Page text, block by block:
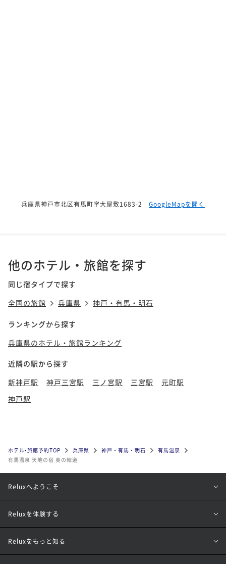
兵庫県神戸市北区有馬町字大屋敷1683-2 GoogleMapを開く
他のホテル・旅館を探す
同じ宿タイプで探す
全国の旅館
兵庫県 神戸・有馬・明石
ランキングから探す
兵庫県のホテル・旅館ランキング
近隣の駅から探す
新神戸駅
神戸三宮駅 三ノ宮駅 三宮駅
元町駅
神戸駅
ホテル•旅館予約TOP 兵庫県 神戸・有馬・明石
有馬温泉
有馬温泉 天地の宿 奥の細道
Reluxへようこそ
Reluxを体験する
Reluxをもっと知る